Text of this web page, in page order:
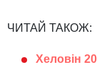
ЧИТАЙ ТАКОЖ:
Хеловін